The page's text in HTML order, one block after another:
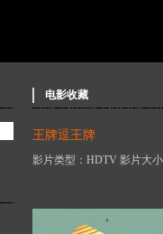
电影收藏
王牌逗王牌
影片类型：HDTV 影片大